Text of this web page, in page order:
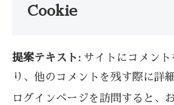
Cookie
提案テキスト: サイトにコメン
り、他のコメントを残す際に詳
ログインページを訪問すると、